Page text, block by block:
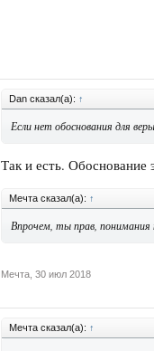
Dan сказал(а): ↑
Если нет обоснования для
Так и есть. Обоснование
Мечта сказал(а): ↑
Впрочем, ты прав, понимания
Мечта 30 июл 2018
Мечта сказал(а): ↑